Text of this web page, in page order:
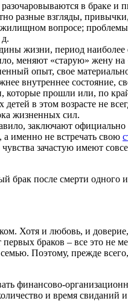
разочаровываются в браке и
разные взгляды, привычки,
жилищном вопросе; проблемы
жизни, период наиболее
, меняют «старую» жену на
опыт, свое
внутреннее состояние,
, которые прошли или, по
детей в этом возрасте не
жизненных сил.
, заключают официально
а именно не встречать свою
чувства зачастую имеют
брак после смерти одного
Хотя и любовь, и
первых браков – все это не
семью. Поэтому, прежде всего
финансово-
и время свиданий